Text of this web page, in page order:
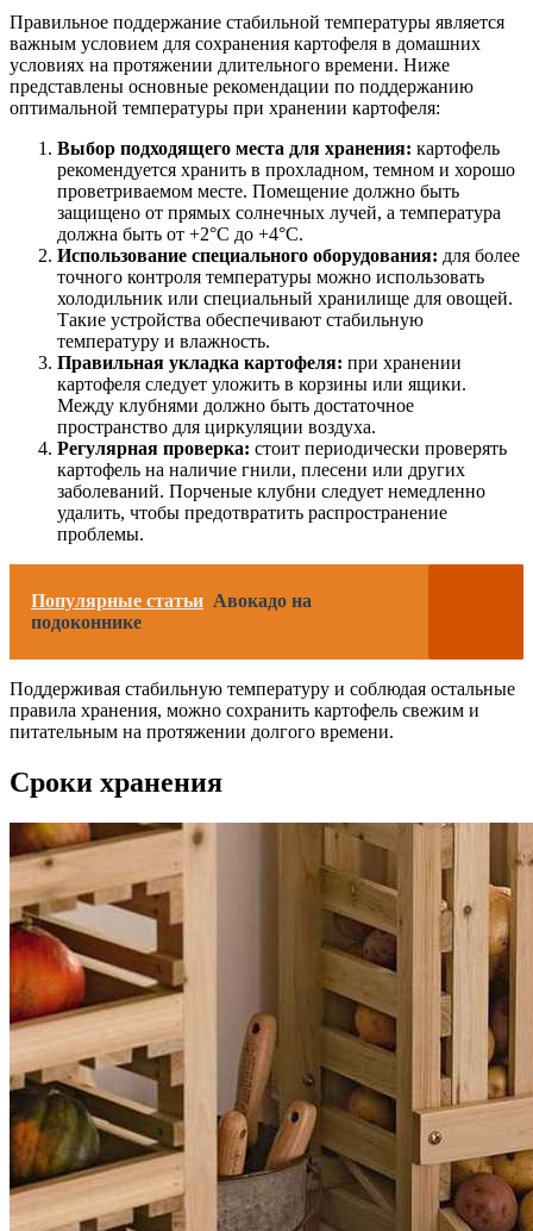
Правильное поддержание стабильной температуры является
важным условием для сохранения картофеля в домашних
условиях на протяжении длительного времени. Ниже
представлены основные рекомендации по поддержанию
оптимальной температуры при хранении картофеля:
Выбор подходящего места для хранения: картофель
рекомендуется хранить в прохладном, темном и хорошо
проветриваемом месте. Помещение должно быть
защищено от прямых солнечных лучей, а температура
должна быть от +2°C до +4°C.
Использование специального оборудования: для более
точного контроля температуры можно использовать
холодильник или специальный хранилище для овощей.
Такие устройства обеспечивают стабильную
температуру и влажность.
Правильная укладка картофеля: при хранении
картофеля следует уложить в корзины или ящики.
Между клубнями должно быть достаточное
пространство для циркуляции воздуха.
Регулярная проверка: стоит периодически проверять
картофель на наличие гнили, плесени или других
заболеваний. Порченые клубни следует немедленно
удалить, чтобы предотвратить распространение
проблемы.
Популярные статьи Авокадо на
подоконнике
Поддерживая стабильную температуру и соблюдая остальные
правила хранения, можно сохранить картофель свежим и
питательным на протяжении долгого времени.
Сроки хранения